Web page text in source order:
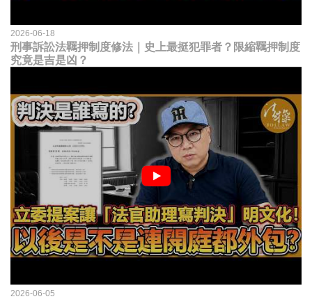
2026-06-18
刑事訴訟法羈押制度修法｜史上最挺犯罪者？限縮羈押制度
究竟是吉是凶？
2026-06-05